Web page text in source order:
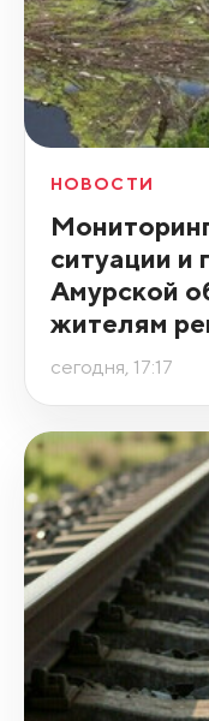
НОВОСТИ
ситуации и
Амурской
жителям
сегодня, 17:17